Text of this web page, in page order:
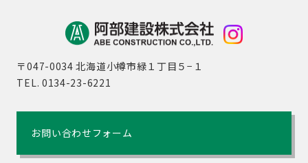
〒047-0034 北海道小樽市緑１丁目５−１
TEL. 0134-23-6221
お問い合わせフォーム